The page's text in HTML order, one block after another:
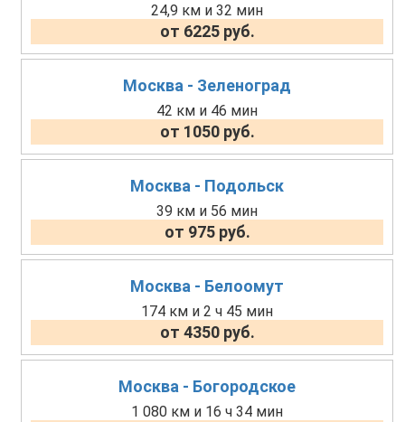
24,9 км и 32 мин
от 6225 руб.
Москва - Зеленоград
42 км и 46 мин
от 1050 руб.
Москва - Подольск
39 км и 56 мин
от 975 руб.
Москва - Белоомут
174 км и 2 ч 45 мин
от 4350 руб.
Москва - Богородское
1 080 км и 16 ч 34 мин